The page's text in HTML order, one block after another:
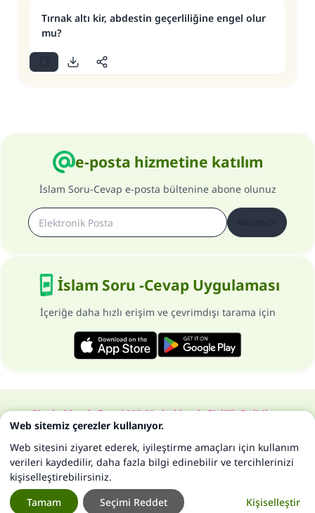
Tırnak altı kir, abdestin geçerliliğine engel olur
mu?
e-posta hizmetine katılım
İslam Soru-Cevap e-posta bültenine abone olunuz
İslam Soru -Cevap Uygulaması
İçeriğe daha hızlı erişim ve çevrimdışı tarama için
Site hakkındaGenel Müdür hakkındaGizlilik Politikası
Bütün hakları, www.islam-qa.com sitesine aittir 1997-2025 ©
Web sitemiz çerezler kullanıyor.
Web sitesini ziyaret ederek, iyileştirme amaçları için kullanım
verileri kaydedilir, daha fazla bilgi edinebilir ve tercihlerinizi
kişiselleştirebilirsiniz.
Kişiselleştir
Seçimi Reddet
Tamam